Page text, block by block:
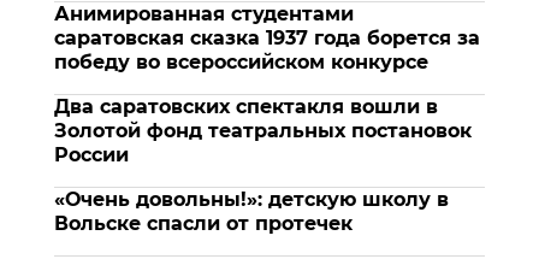
Анимированная студентами
саратовская сказка 1937 года борется за
победу во всероссийском конкурсе
Два саратовских спектакля вошли в
Золотой фонд театральных постановок
России
«Очень довольны!»: детскую школу в
Вольске спасли от протечек